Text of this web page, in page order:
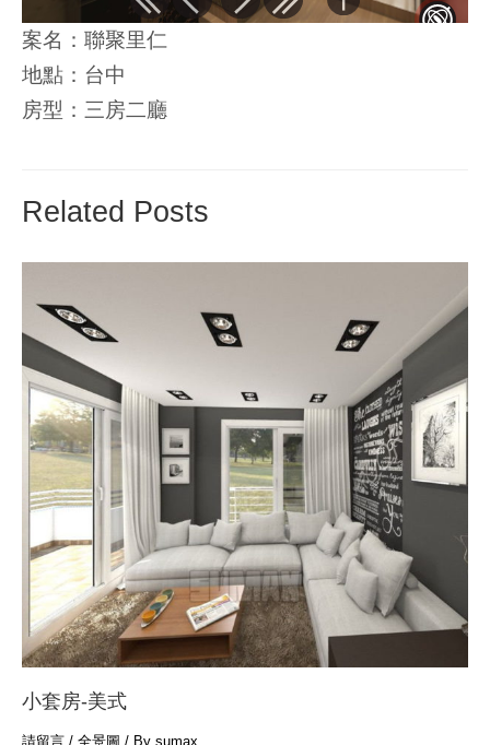
案名：聯聚里仁
地點：台中
房型：三房二廳
Related Posts
小套房-美式
請留言 / 全景圖 / By sumax